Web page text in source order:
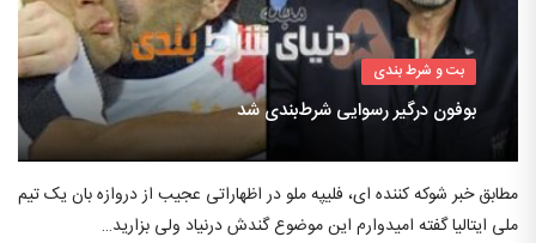
بت و شرط بندی
بوفون درگیر رسوایی شرط‌بندی شد
مطابق خبر شوکه کننده ای، فلیپه ملو در اظهاراتی عجیب از دروازه بان یک تیم
ملی ایتالیا گفته امیدوارم این موضوع گندش درنیاد ولی بزارید…